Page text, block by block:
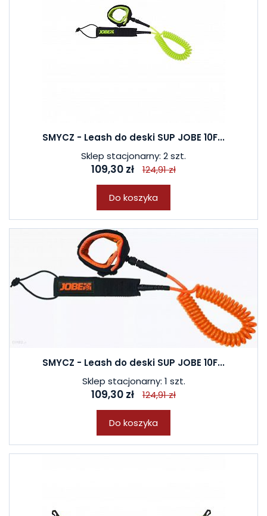
SMYCZ - Leash do deski SUP JOBE 10F...
Sklep stacjonarny: 2 szt.
109,30 zł 124,91 zł
Do koszyka
SMYCZ - Leash do deski SUP JOBE 10F...
Sklep stacjonarny: 1 szt.
109,30 zł 124,91 zł
Do koszyka